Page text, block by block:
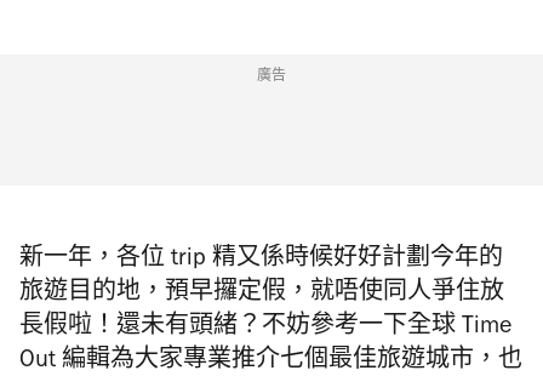
廣告
新一年，各位 trip 精又係時候好好計劃今年的
旅遊目的地，預早攞定假，就唔使同人爭住放
長假啦！還未有頭緒？不妨參考一下全球 Time
Out 編輯為大家專業推介七個最佳旅遊城市，也